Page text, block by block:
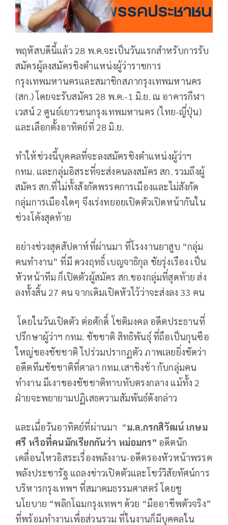
พฤหัสบดีนี้แล้ว 28 พ.ค.จะเป็นวันแรกสำหรับการรับ
สมัครผู้ลงสมัครชิงตำแหน่งผู้ว่าราชการ
กรุงเทพมหานครและสมาชิกสภากรุงเทพมหานคร
(สก.) โดยจะรับสมัคร 28 พ.ค.-1 มิ.ย. ณ อาคารกีฬา
เวสน์ 2 ศูนย์เยาวชนกรุงเทพมหานคร (ไทย-ญี่ปุ่น)
และเลือกตั้งอาทิตย์ที่ 28 มิ.ย.
ทำให้ช่วงนี้บุคคลที่จะลงสมัครชิงตำแหน่งผู้ว่าฯ
กทม. และกลุ่มอิสระที่จะส่งคนลงสมัคร สก. รวมถึงผู้
สมัคร สก.ที่ไม่ทั้งสังกัดพรรคการเมืองและไม่สังกัด
กลุ่มการเมืองใดๆ จึงเร่งทยอยเปิดตัวเปิดหน้ากันใน
ช่วงโค้งสุดท้าย
อย่างช่วงสุดสัปดาห์ที่ผ่านมา ที่โรงงานยาสูบ “กลุ่ม
คนทำงาน” ที่มี ดวงฤทธิ์ เบญจาธิกุล ชัยรุ่งเรือง เป็น
หัวหน้าทีม ก็เปิดตัวผู้สมัคร สก.ของกลุ่มที่สุดท้าย ส่ง
ลงทั้งสิ้น 27 คน จากเดิมเปิดหัวไว้ว่าจะส่งลง 33 คน
โดยในวันเปิดตัว ต่อศักดิ์ โชติมงคล อดีตประธานที่
ปรึกษาผู้ว่าฯ กทม. ชัชชาติ สิทธิพันธุ์ ที่ถือเป็นกุนซือ
ใหญ่ของชัชชาติ ไปร่วมปรากฏตัว ภาพเลยยิ่งชัดว่า
อดีตทีมชัชชาติที่ศาลา กทม.เสาชิงช้า กับกลุ่มคน
ทำงาน มีเงาของชัชชาติทาบทับตรงกลาง แม้ทั้ง 2
ฝ่ายจะพยายามปฏิเสธความสัมพันธ์ดังกล่าว
และเมื่อวันอาทิตย์ที่ผ่านมา “ม.ล.กรกสิวัฒน์ เกษม
ศรี หรือที่คนมักเรียกกันว่า หม่อมกร” อดีตนัก
เคลื่อนไหวอิสระเรื่องพลังงาน-อดีตรองหัวหน้าพรรค
พลังประชารัฐ แถลงข่าวเปิดตัวและโชว์วิสัยทัศน์การ
บริหารกรุงเทพฯ ที่สมาคมธรรมศาสตร์ โดยชู
นโยบาย “พลิกโฉมกรุงเทพฯ ด้วย “มืออาชีพตัวจริง”
ที่พร้อมทำงานเพื่อส่วนรวม ที่ในงานก็มีบุคคลใน